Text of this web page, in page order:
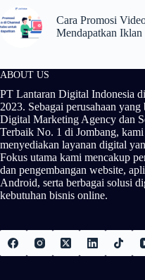
Cara Promosi
Mendapatkan Iklan
ABOUT US
PT Lantaran Digital Indonesia
2023. Sebagai perusahaan
Digital Marketing Agency dan
Terbaik No. 1 di Jombang,
menyediakan layanan digital
Fokus utama kami mencakup
dan pengembangan website,
Android, serta berbagai solusi
kebutuhan bisnis online.